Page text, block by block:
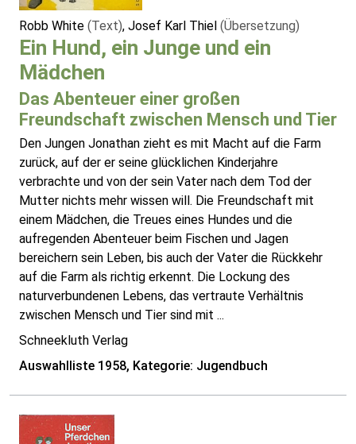
Robb White (Text), Josef Karl Thiel (Übersetzung)
Ein Hund, ein Junge und ein
Mädchen
Das Abenteuer einer großen
Freundschaft zwischen Mensch und Tier
Den Jungen Jonathan zieht es mit Macht auf die Farm
zurück, auf der er seine glücklichen Kinderjahre
verbrachte und von der sein Vater nach dem Tod der
Mutter nichts mehr wissen will. Die Freundschaft mit
einem Mädchen, die Treues eines Hundes und die
aufregenden Abenteuer beim Fischen und Jagen
bereichern sein Leben, bis auch der Vater die Rückkehr
auf die Farm als richtig erkennt. Die Lockung des
naturverbundenen Lebens, das vertraute Verhältnis
zwischen Mensch und Tier sind mit ...
Schneekluth Verlag
Auswahlliste 1958, Kategorie: Jugendbuch